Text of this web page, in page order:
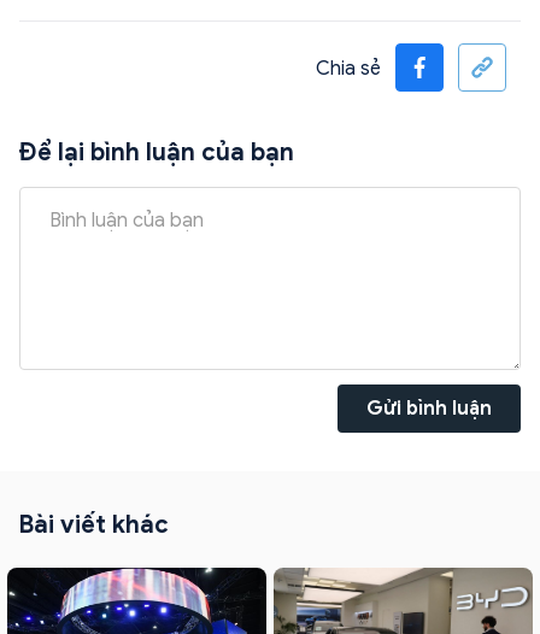
Chia sẻ
Để lại bình luận của bạn
Gửi bình luận
Bài viết khác